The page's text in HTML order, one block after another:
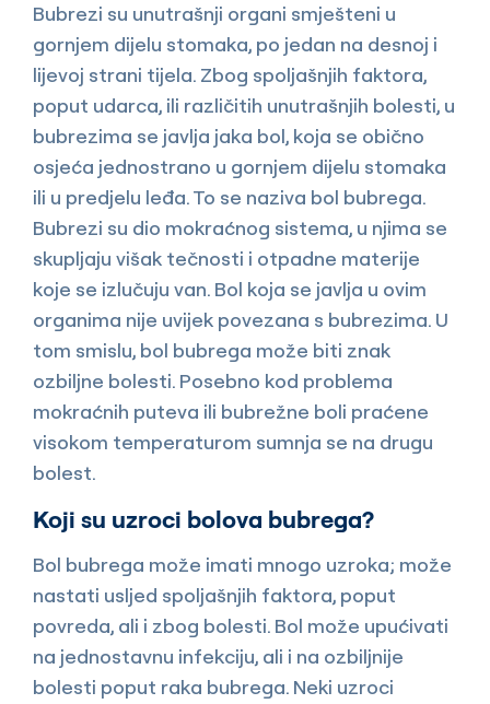
Bubrezi su unutrašnji organi smješteni u
gornjem dijelu stomaka, po jedan na desnoj i
lijevoj strani tijela. Zbog spoljašnjih faktora,
poput udarca, ili različitih unutrašnjih bolesti, u
bubrezima se javlja jaka bol, koja se obično
osjeća jednostrano u gornjem dijelu stomaka
ili u predjelu leđa. To se naziva bol bubrega.
Bubrezi su dio mokraćnog sistema, u njima se
skupljaju višak tečnosti i otpadne materije
koje se izlučuju van. Bol koja se javlja u ovim
organima nije uvijek povezana s bubrezima. U
tom smislu, bol bubrega može biti znak
ozbiljne bolesti. Posebno kod problema
mokraćnih puteva ili bubrežne boli praćene
visokom temperaturom sumnja se na drugu
bolest.
Koji su uzroci bolova bubrega?
Bol bubrega može imati mnogo uzroka; može
nastati usljed spoljašnjih faktora, poput
povreda, ali i zbog bolesti. Bol može upućivati
na jednostavnu infekciju, ali i na ozbiljnije
bolesti poput raka bubrega. Neki uzroci